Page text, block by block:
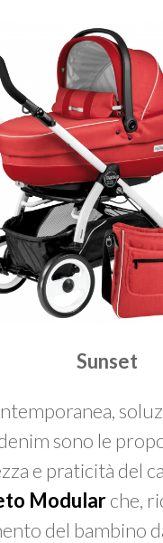
Sunset
sono le
e praticità del
Modularche,
del bambino